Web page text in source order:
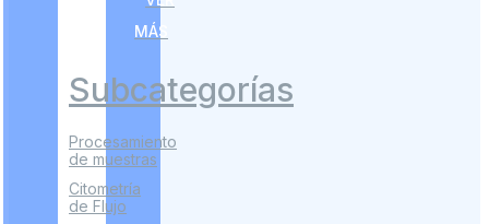
MÁS
Subcategorías
Procesamiento
de muestras
Citometría
de Flujo